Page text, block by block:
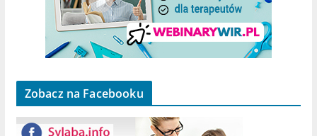
Zobacz na Facebooku